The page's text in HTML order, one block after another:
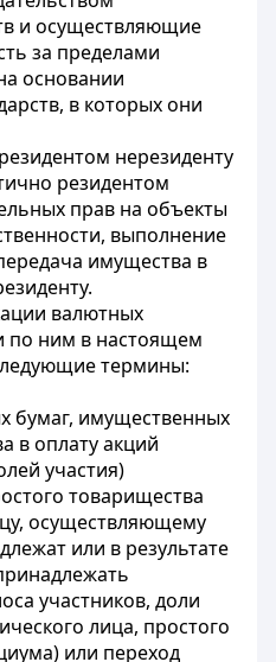
и осуществляющие
за пределами
основании
в которых они
нерезиденту
резидентом
прав на объекты
выполнение
имущества в
валютных
по ним в настоящем
термины:
бумаг, имущественных
в оплату акций
участия)
товарищества
осуществляющему
или в результате
участников, доли
лица, простого
или переход